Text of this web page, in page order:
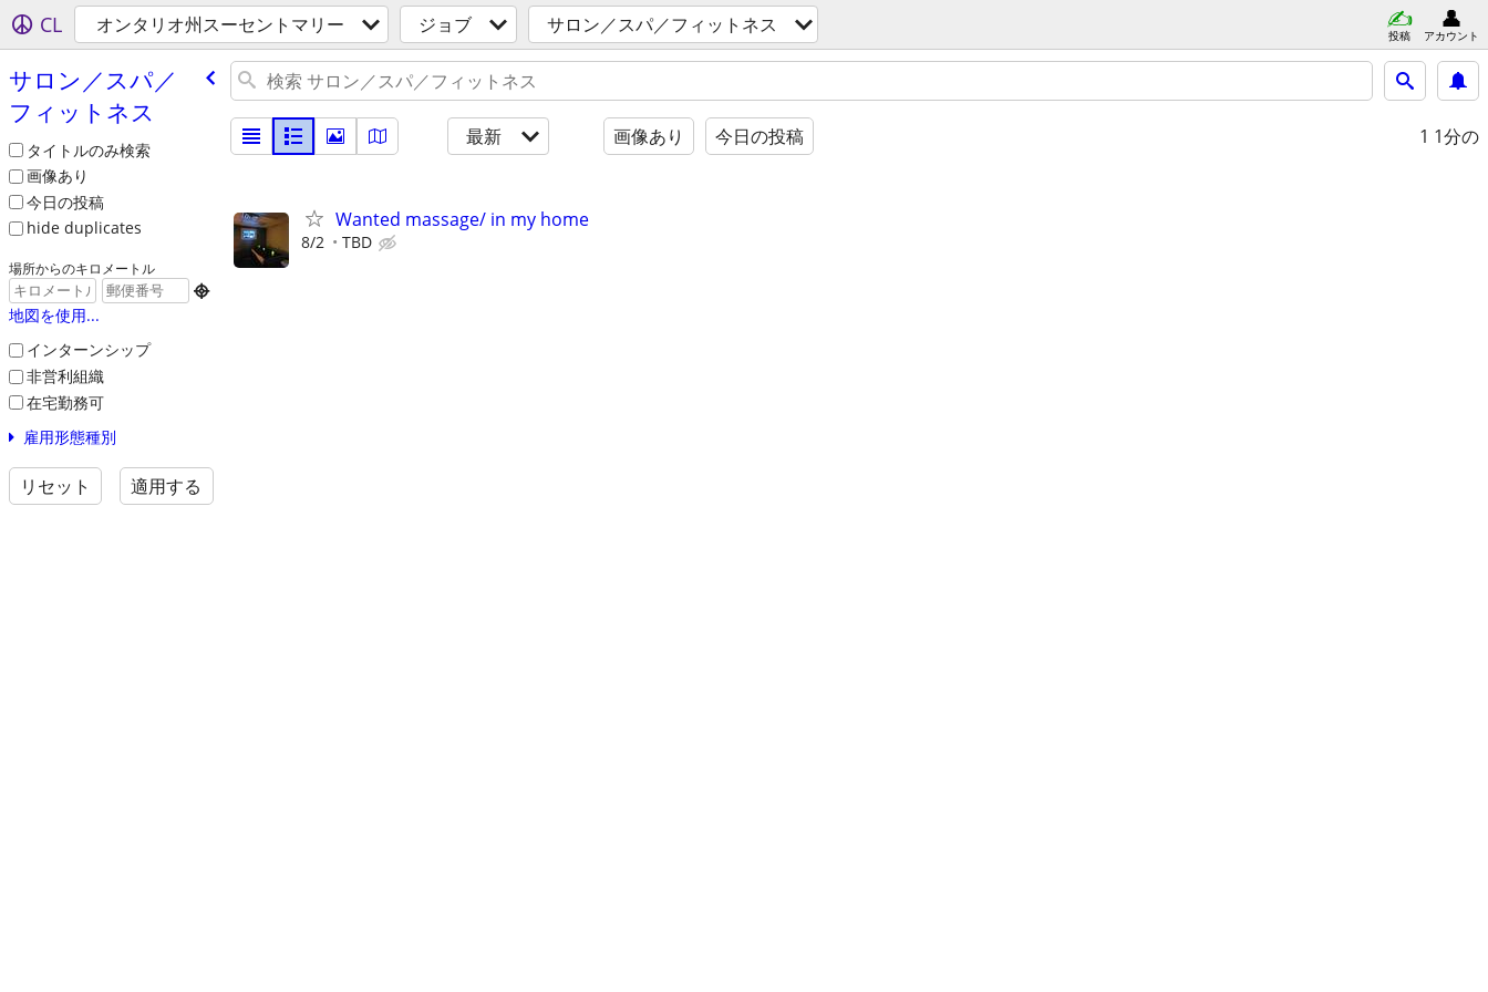
CL オンタリオ州スーセントマリー ジョブ サロン／スパ／フィットネス 投稿 アカウント
サロン／スパ／
フィットネス
タイトルのみ検索
画像あり
今日の投稿
hide duplicates
場所からのキロメートル

地図を使用...
インターンシップ
非営利組織
在宅勤務可
雇用形態種別
リセット 適用する
最新 画像あり 今日の投稿 1 1分の
Wanted massage/ in my home
8/2 TBD